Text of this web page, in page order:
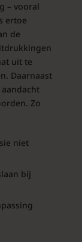
– vooral
ertoe
de
uit te
Daarnaast
Zo
niet
bij